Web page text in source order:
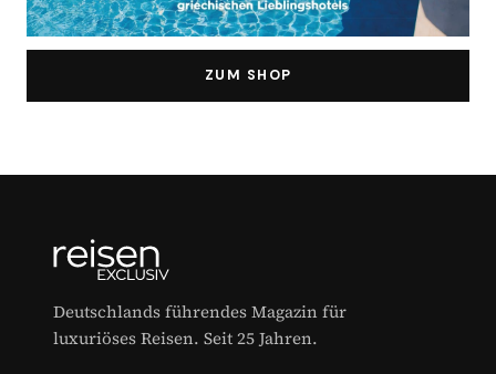
ZUM SHOP
Deutschlands führendes Magazin für
luxuriöses Reisen. Seit 25 Jahren.